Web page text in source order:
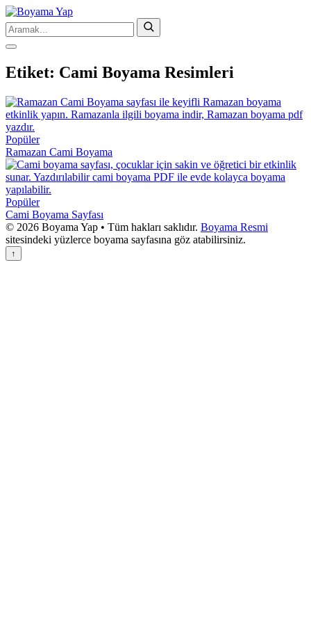
Etiket: Cami Boyama Resimleri
Popüler
Ramazan Cami Boyama
Popüler
Cami Boyama Sayfası
© 2026 Boyama Yap • Tüm hakları saklıdır. Boyama Resmi
sitesindeki yüzlerce boyama sayfasına göz atabilirsiniz.
↑